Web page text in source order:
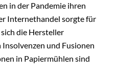
in der Pandemie ihren
Internethandel sorgte für
die Hersteller
Insolvenzen und Fusionen
in Papiermühlen sind